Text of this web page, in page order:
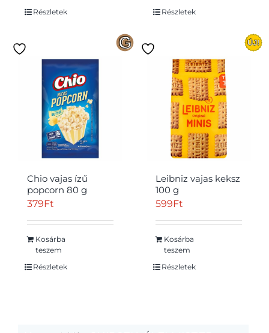
Részletek
Részletek
Chio vajas ízű
popcorn 80 g
379Ft
Kosárba
teszem
Részletek
Leibniz vajas keksz
100 g
599Ft
Kosárba
teszem
Részletek